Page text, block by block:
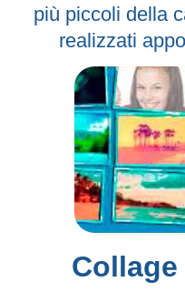
più piccoli della
realizzati